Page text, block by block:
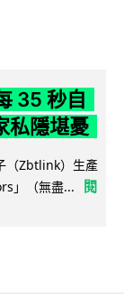
35 秒自
私隱堪憂
（Zbtlink）生產
」（無盡...
閱